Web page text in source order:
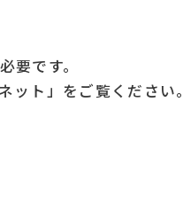
要です。
ト」をご覧ください。